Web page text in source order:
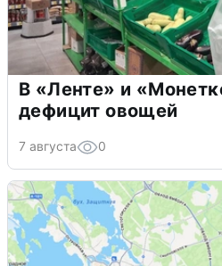
В «Ленте» и
дефицит овощей
7 августа 0